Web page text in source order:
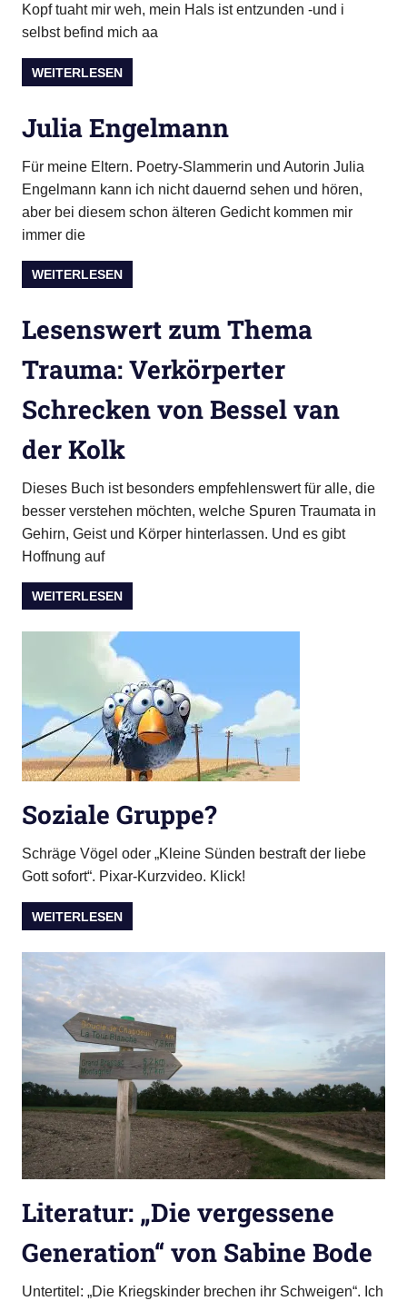
Kopf tuaht mir weh, mein Hals ist entzunden -und i
selbst befind mich aa
WEITERLESEN
Julia Engelmann
Für meine Eltern. Poetry-Slammerin und Autorin Julia
Engelmann kann ich nicht dauernd sehen und hören,
aber bei diesem schon älteren Gedicht kommen mir
immer die
WEITERLESEN
Lesenswert zum Thema
Trauma: Verkörperter
Schrecken von Bessel van
der Kolk
Dieses Buch ist besonders empfehlenswert für alle, die
besser verstehen möchten, welche Spuren Traumata in
Gehirn, Geist und Körper hinterlassen. Und es gibt
Hoffnung auf
WEITERLESEN
Soziale Gruppe?
Schräge Vögel oder „Kleine Sünden bestraft der liebe
Gott sofort“. Pixar-Kurzvideo. Klick!
WEITERLESEN
Literatur: „Die vergessene
Generation“ von Sabine Bode
Untertitel: „Die Kriegskinder brechen ihr Schweigen“. Ich